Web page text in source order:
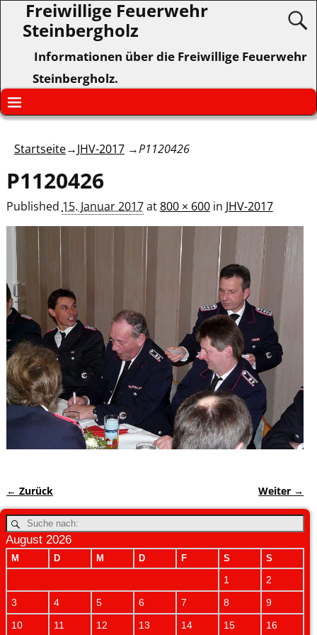
Freiwillige Feuerwehr
Steinbergholz
Informationen über die Freiwillige Feuerwehr
Steinbergholz.
Startseite→JHV-2017 →P1120426
P1120426
Published 15. Januar 2017at800 × 600in JHV-2017
Bilder-Navigation
← Zurück Weiter →
August 2026
M D M D F S S
1
2
3
4 5 6 7 8
9
10
11 12 13 14 15 16